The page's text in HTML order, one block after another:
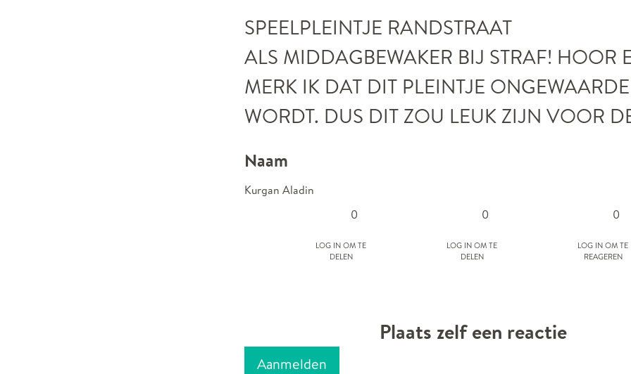
SPEELPLEINTJE RANDSTRAAT
ALS MIDDAGBEWAKER BIJ STRAF! HOOR
MERK IK DAT DIT PLEINTJE
WORDT. DUS DIT ZOU LEUK ZIJN VOOR
Naam
Kurgan Aladin
0
Log in om te
delen
0
Log in om te
delen
0
Log in om te
reageren
Plaats zelf een reactie
Aanmelden